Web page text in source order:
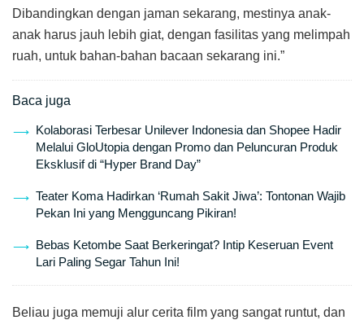
Dibandingkan dengan jaman sekarang, mestinya anak-
anak harus jauh lebih giat, dengan fasilitas yang melimpah
ruah, untuk bahan-bahan bacaan sekarang ini.”
Baca juga
Kolaborasi Terbesar Unilever Indonesia dan Shopee Hadir
Melalui GloUtopia dengan Promo dan Peluncuran Produk
Eksklusif di “Hyper Brand Day”
Teater Koma Hadirkan ‘Rumah Sakit Jiwa’: Tontonan Wajib
Pekan Ini yang Mengguncang Pikiran!
Bebas Ketombe Saat Berkeringat? Intip Keseruan Event
Lari Paling Segar Tahun Ini!
Beliau juga memuji alur cerita film yang sangat runtut, dan